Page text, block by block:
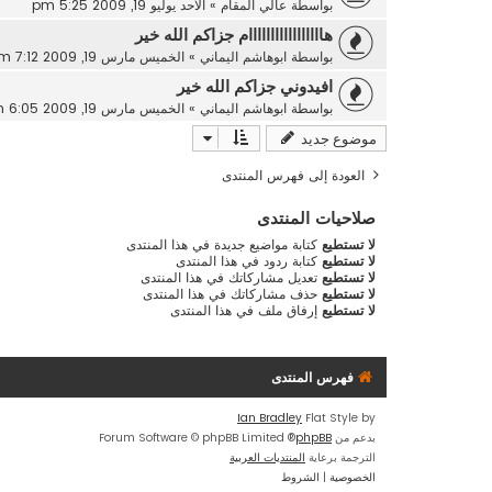
بواسطة عالي المقام » الأحد يوليو 19, 2009 5:25 pm
هااااااااااااااااام جزاكم الله خير
بواسطة ابوهاشم اليماني » الخميس مارس 19, 2009 7:12 pm
افيدوني جزاكم الله خير
بواسطة ابوهاشم اليماني » الخميس مارس 19, 2009 6:05 pm
موضوع جديد
العودة إلى فهرس المنتدى
صلاحيات المنتدى
لا تستطيع كتابة مواضيع جديدة في هذا المنتدى
لا تستطيع كتابة ردود في هذا المنتدى
لا تستطيع تعديل مشاركاتك في هذا المنتدى
لا تستطيع حذف مشاركاتك في هذا المنتدى
لا تستطيع إرفاق ملف في هذا المنتدى
فهرس المنتدى
Flat Style by
Ian Bradley
بدعم من phpBB
® Forum Software © phpBB Limited
الترجمة برعاية المنتديات العربية
الخصوصية | الشروط